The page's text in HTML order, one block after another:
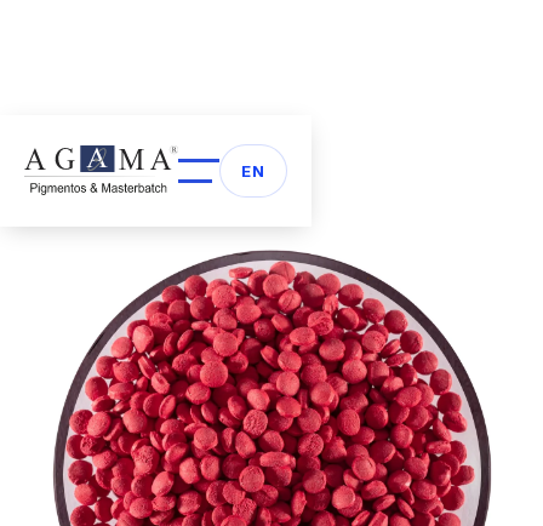
EN
arrow_back Volver a Masterbatch